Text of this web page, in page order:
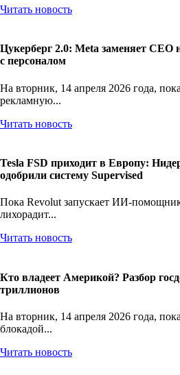
Читать новость
Цукерберг 2.0: Meta заменяет
с персоналом
На вторник, 14 апреля 2026 года,
рекламную...
Читать новость
Tesla FSD приходит в Европу:
одобрили систему Supervised
Пока Revolut запускает ИИ-
лихорадит...
Читать новость
Кто владеет Америкой? Разбор
триллионов
На вторник, 14 апреля 2026 года,
блокадой...
Читать новость